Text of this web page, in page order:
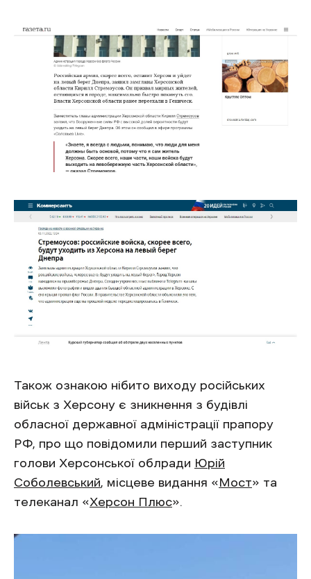
Також ознакою нібито виходу російських
військ з Херсону є зникнення з будівлі
обласної державної адміністрації прапору
РФ, про що повідомили перший заступник
голови Херсонської облради Юрій
Соболевський, місцеве видання «Мост» та
телеканал «Херсон Плюс».